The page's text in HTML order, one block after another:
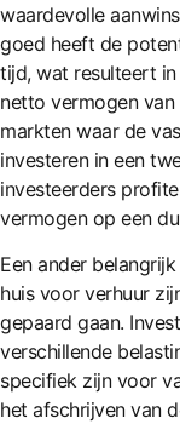
waardevolle
goed heeft de
tijd, wat resulteert
netto vermogen
markten waar de
investeren in een
investeerders
vermogen op een
Een ander
huis voor verhuur
gepaard gaan.
verschillende
specifiek zijn voor
het afschrijven van